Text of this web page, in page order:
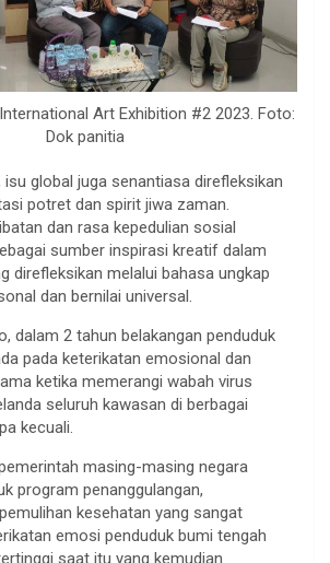
Art Exhibition #2 2023. Foto:
Dok panitia
global juga senantiasa direfleksikan
potret dan spirit jiwa zaman.
dan rasa kepedulian sosial
sumber inspirasi kreatif dalam
direfleksikan melalui bahasa ungkap
dan bernilai universal.
dalam 2 tahun belakangan penduduk
pada keterikatan emosional dan
ketika memerangi wabah virus
seluruh kawasan di berbagai
kecuali.
masing-masing negara
program penanggulangan,
kesehatan yang sangat
emosi penduduk bumi tengah
saat itu yang kemudian